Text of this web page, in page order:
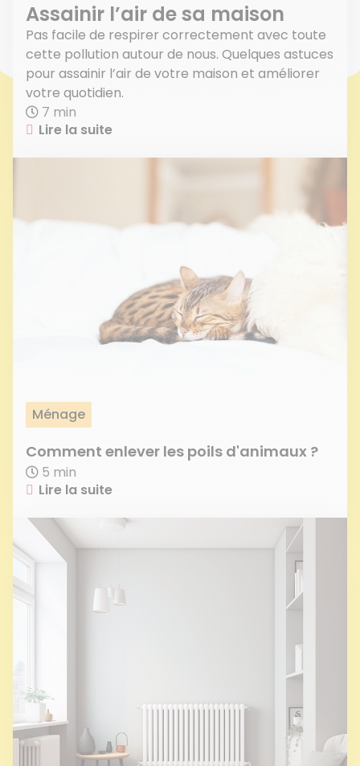
Assainir l’air de sa maison
Pas facile de respirer correctement avec toute
cette pollution autour de nous. Quelques astuces
pour assainir l’air de votre maison et améliorer
votre quotidien.
7 min
Lire la suite
Ménage
Comment enlever les poils d'animaux ?
5 min
Lire la suite